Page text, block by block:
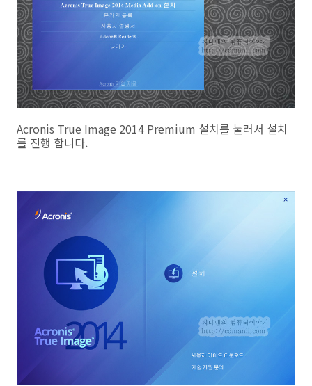
Acronis True Image 2014 Premium 설치를 눌러서 설치
를 진행 합니다.